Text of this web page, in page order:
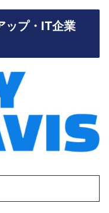
ップ・IT企業